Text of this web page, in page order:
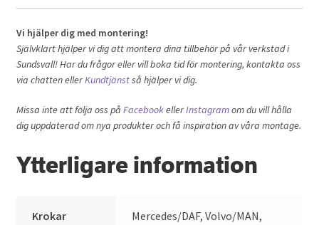
Vi hjälper dig med montering!
Självklart hjälper vi dig att montera dina tillbehör på vår verkstad i
Sundsvall! Har du frågor eller vill boka tid för montering, kontakta oss
via chatten ellerKundtjänstså hjälper vi dig.
Missa inte att följa oss på FacebookellerInstagramom du vill hålla
dig uppdaterad om nya produkter och få inspiration av våra montage.
Ytterligare information
Krokar
Mercedes/DAF, Volvo/MAN,